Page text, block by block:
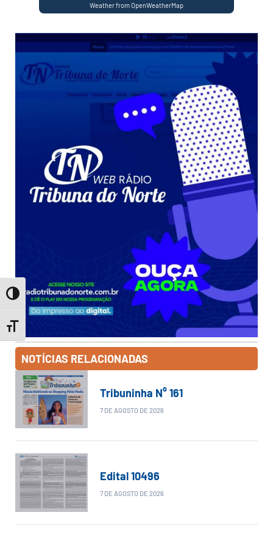
Toggle High Contrast
Toggle Font size
Weather from OpenWeatherMap
NOTÍCIAS RELACIONADAS
Tribuninha N° 161
7 DE AGOSTO DE 2026
Edital 10496
7 DE AGOSTO DE 2026